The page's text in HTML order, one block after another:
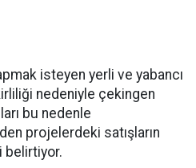
isteyen yerli ve yabancı
nedeniyle çekingen
bu nedenle
projelerdeki satışların
belirtiyor.